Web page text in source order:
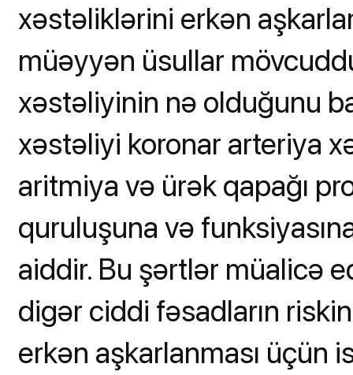
xəstəliklərini erkən
müəyyən üsullar
xəstəliyinin nə olduğunu
xəstəliyi koronar arteriya
aritmiya və ürək qapağı
quruluşuna və
aiddir. Bu şərtlər müalicə
digər ciddi fəsadların
erkən aşkarlanması üçün